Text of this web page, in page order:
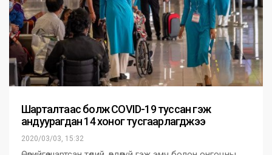
Шарталтаас болж COVID-19 туссан гэж
андуурагдан 14 хоног тусгаарлагджээ
2020/03/03, 15:32